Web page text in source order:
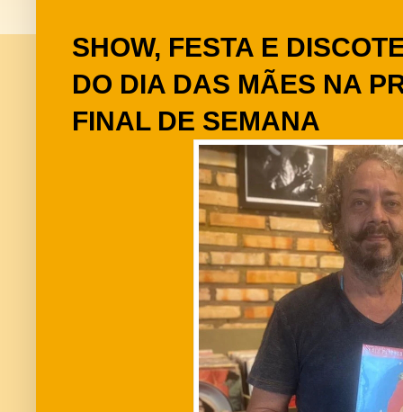
SHOW, FESTA E
DO DIA DAS MÃES NA
FINAL DE SEMANA